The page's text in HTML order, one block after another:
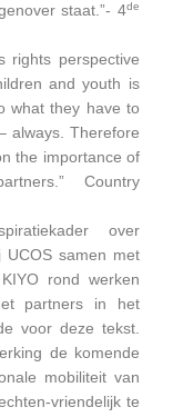
staat.”- 4de
rights perspective
and youth is
what they have to
always. Therefore
the importance of
Country
over
UCOS samen met
rond werken
partners in het
voor deze tekst.
de komende
mobiliteit van
vriendelijk te